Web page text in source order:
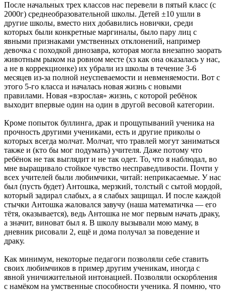
После начальных трех классов нас перевели в пятый класс (с
2000г) среднеобразовательной школы. Детей ±10 ушли в
другие школы, вместо них добавились новички, среди
которых были конкретные маргиналы, было пару лиц с
явными признаками умственных отклонений, например
девочка с походкой динозавра, которая могла внезапно заорать
животным рыком на ровном месте (хз как она оказалась у нас,
а не в коррекционке) их убрали из школы в течение 3-6
месяцев из-за полной неуспеваемости и невменяемости. Вот с
этого 5-го класса и началась новая жизнь с новыми
правилами. Новая «взрослая» жизнь, с которой ребёнок
выходит впервые один на один в другой весовой категории.
Кроме попыток буллинга, драк и прощупываний ученика на
прочность другими учениками, есть и другие приколы о
которых всегда молчат. Молчат, что травлей могут заниматься
также и (кто бы мог подумать) учителя. Даже потому что
ребёнок не так выглядит и не так одет. То, что я наблюдал, во
мне выращивало стойкое чувство несправедливости. Почти у
всех учителей были любимчики, читай: неприкасаемые. У нас
был (пусть будет) Антошка, мерзкий, толстый с сытой мордой,
который задирал слабых, а я слабых защищал. И после каждой
стычки Антошка жаловался завучу (наша математичка — его
тётя, оказывается), ведь Антошка не мог первым начать драку,
а значит, виноват был я. В школу вызывали мою маму, в
дневник рисовали 2, ещё и дома получал за поведение и
драку.
Как минимум, некоторые педагоги позволяли себе ставить
своих любимчиков в пример другим ученикам, иногда с
явной уничижительной интонацией. Позволяли оскорбления
с намёком на умственные способности ученика. Я помню, что